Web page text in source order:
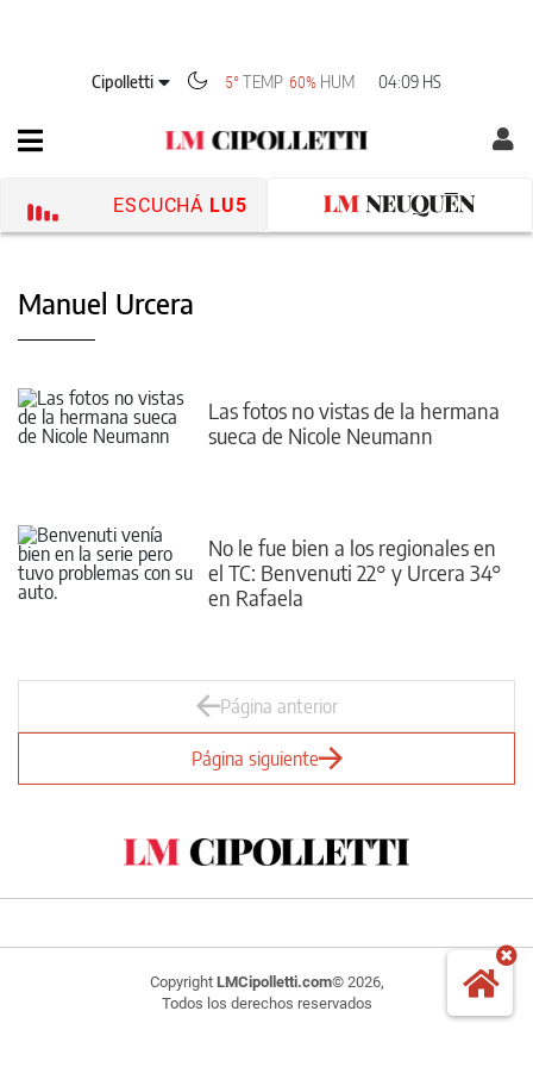
Cipolletti 5° TEMP 60% HUM 04:09 HS
ESCUCHÁ LU5
Manuel Urcera
Las fotos no vistas de la hermana
sueca de Nicole Neumann
No le fue bien a los regionales en
el TC: Benvenuti 22° y Urcera 34°
en Rafaela
Página anterior
Página siguiente
Copyright LMCipolletti.com© 2026,
Todos los derechos reservados